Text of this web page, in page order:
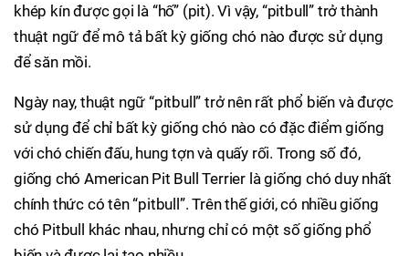
khép kín được gọi là “hố” (pit). Vì vậy, “pitbull” trở thành
thuật ngữ để mô tả bất kỳ giống chó nào được sử dụng
để săn mồi.
Ngày nay, thuật ngữ “pitbull” trở nên rất phổ biến và được
sử dụng để chỉ bất kỳ giống chó nào có đặc điểm giống
với chó chiến đấu, hung tợn và quấy rối. Trong số đó,
giống chó American Pit Bull Terrier là giống chó duy nhất
chính thức có tên “pitbull”. Trên thế giới, có nhiều giống
chó Pitbull khác nhau, nhưng chỉ có một số giống phổ